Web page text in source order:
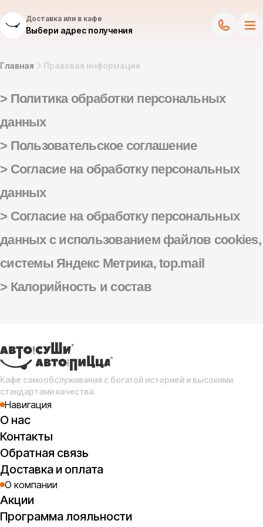
Доставка или в кафе
Выбери адрес получения
Главная Правовая информация
> Политика обработки персональных
данных
> Пользовательское соглашение
> Согласие на обработку персональных
данных
> Согласие на обработку персональных
данных с использованием файлов cookies,
системы Яндекс Метрика, top.mail
> Калорийность и состав
Кафе самообслуживания с богатой историей и высокими
стандартами качества.
Навигация
О нас
Контакты
Обратная связь
Доставка и оплата
О компании
Акции
Программа лояльности